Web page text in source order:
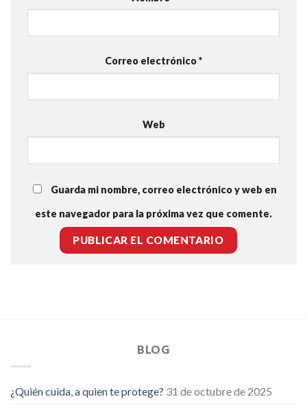
Correo electrónico*
Web
Guarda mi nombre, correo electrónico y web en
este navegador para la próxima vez que comente.
BLOG
¿Quién cuida, a quien te protege? 31 de octubre de 2025